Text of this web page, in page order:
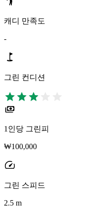
캐디 만족도
-
그린 컨디션
1인당 그린피
₩100,000
그린 스피드
2.5 m